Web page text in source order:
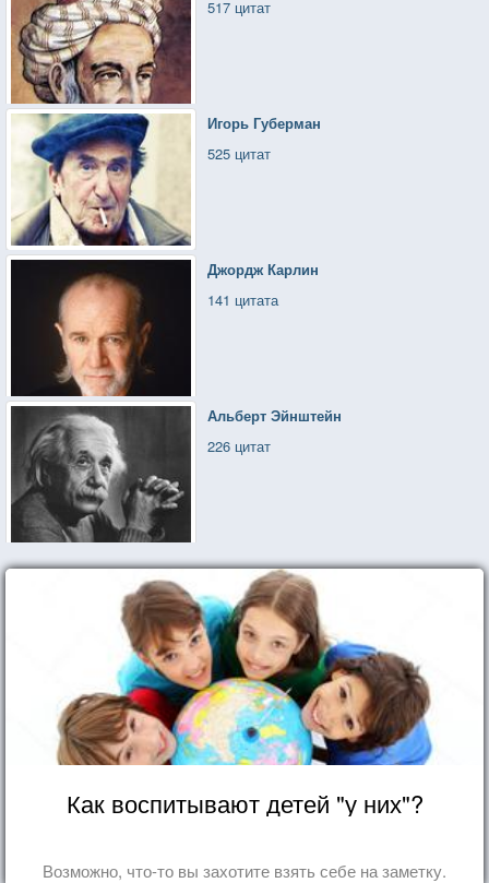
517 цитат
Игорь Губерман
525 цитат
Джордж Карлин
141 цитата
Альберт Эйнштейн
226 цитат
Как воспитывают детей "у них"?
Возможно, что-то вы захотите взять себе на заметку.